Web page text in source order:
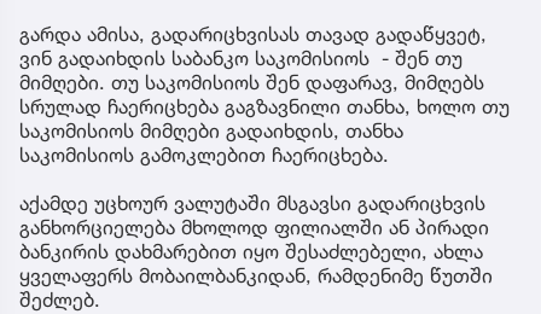
გარდა ამისა, გადარიცხვისას თავად გადაწყვეტ,
ვინ გადაიხდის საბანკო საკომისიოს - შენ თუ
მიმღები. თუ საკომისიოს შენ დაფარავ, მიმღებს
სრულად ჩაერიცხება გაგზავნილი თანხა, ხოლო თუ
საკომისიოს მიმღები გადაიხდის, თანხა
საკომისიოს გამოკლებით ჩაერიცხება.
აქამდე უცხოურ ვალუტაში მსგავსი გადარიცხვის
განხორციელება მხოლოდ ფილიალში ან პირადი
ბანკირის დახმარებით იყო შესაძლებელი, ახლა
ყველაფერს მობაილბანკიდან, რამდენიმე წუთში
შეძლებ.